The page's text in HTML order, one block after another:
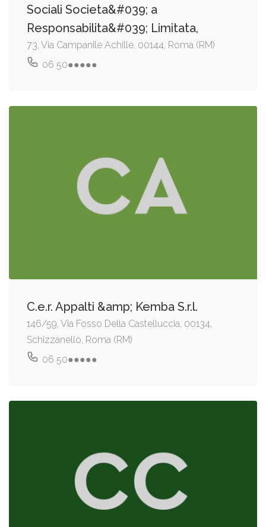
Sociali Societa&#039; a
Responsabilita&#039; Limitata,
73, Via Campanile Achille, 00144, Roma (RM)
06 50●●●●●
C.e.r. Appalti &amp; Kemba S.r.l.
146/59, Via Fosso Della Castelluccia, 00134,
Schizzanello, Roma (RM)
06 50●●●●●